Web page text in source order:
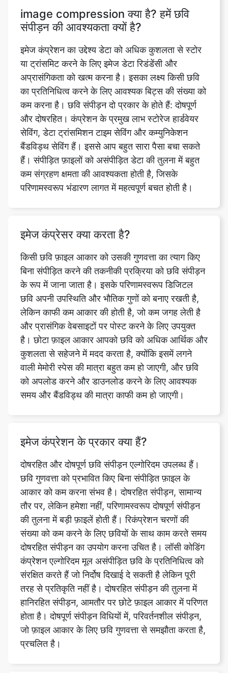
इमेज कंप्रेशन का उद्देश्य डेटा को अधिक कुशलता से स्टोर
या ट्रांसमिट करने के लिए इमेज डेटा रिडंडेंसी और
का प्रतिनिधित्व करने के लिए आवश्यक बिट्स की संख्या को
कम करना है। छवि संपीड़न दो प्रकार के होते हैं: दोषपूर्ण
और दोषरहित। कंप्रेशन के प्रमुख लाभ स्टोरेज हार्डवेयर
सेविंग, डेटा ट्रांसमिशन टाइम सेविंग और कम्युनिकेशन
बैंडविड्थ सेविंग हैं। इससे आप बहुत सारा पैसा बचा सकते
हैं। संपीड़ित फ़ाइलों को असंपीड़ित डेटा की तुलना में बहुत
कम संग्रहण क्षमता की आवश्यकता होती है, जिसके
परिणामस्वरूप भंडारण लागत में महत्वपूर्ण बचत होती है।
इमेज कंप्रेसर क्या करता है?
बिना संपीड़ित करने की तकनीकी प्रक्रिया को छवि संपीड़न
छवि अपनी उपस्थिति और भौतिक गुणों को बनाए रखती है,
लेकिन काफी कम आकार की होती है, जो कम जगह लेती है
और प्रासंगिक वेबसाइटों पर पोस्ट करने के लिए उपयुक्त
है। छोटा फ़ाइल आकार आपको छवि को अधिक आर्थिक और
कुशलता से सहेजने में मदद करता है, क्योंकि इसमें लगने
वाली मेमोरी स्पेस की मात्रा बहुत कम हो जाएगी, और छवि
को अपलोड करने और डाउनलोड करने के लिए आवश्यक
समय और बैंडविड्थ की मात्रा काफी कम हो जाएगी।
इमेज कंप्रेशन के प्रकार क्या हैं?
छवि गुणवत्ता को प्रभावित किए बिना संपीड़ित फ़ाइल के
तौर पर, लेकिन हमेशा नहीं, परिणामस्वरूप दोषपूर्ण संपीड़न
की तुलना में बड़ी फ़ाइलें होती हैं। रिकंप्रेशन चरणों की
संख्या को कम करने के लिए छवियों के साथ काम करते समय
दोषरहित संपीड़न का उपयोग करना उचित है। लॉसी कोडिंग
कंप्रेशन एल्गोरिदम मूल असंपीड़ित छवि के प्रतिनिधित्व को
संरक्षित करते हैं जो निर्दोष दिखाई दे सकती है लेकिन पूरी
तरह से प्रतिकृति नहीं है। दोषरहित संपीड़न की तुलना में
हानिरहित संपीड़न, आमतौर पर छोटे फ़ाइल आकार में परिणत
होता है। दोषपूर्ण संपीड़न विधियों में, परिवर्तनशील संपीड़न,
जो फ़ाइल आकार के लिए छवि गुणवत्ता से समझौता करता है,
प्रचलित है।
इमेज को 480kb टूल डाइमेंशन टूल में कंप्रेस